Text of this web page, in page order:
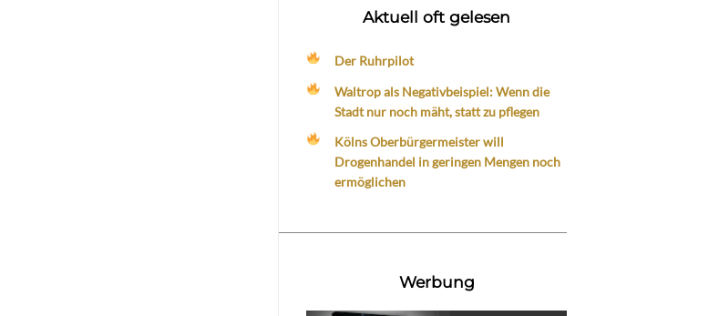
Aktuell oft gelesen
Der Ruhrpilot
Waltrop als Negativbeispiel: Wenn die
Stadt nur noch mäht, statt zu pflegen
Kölns Oberbürgermeister will
Drogenhandel in geringen Mengen noch
ermöglichen
Werbung